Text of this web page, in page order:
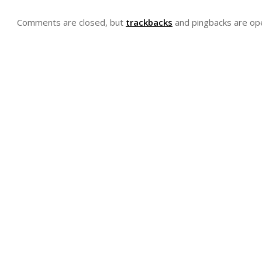
Comments are closed, but trackbacks and pingbacks are